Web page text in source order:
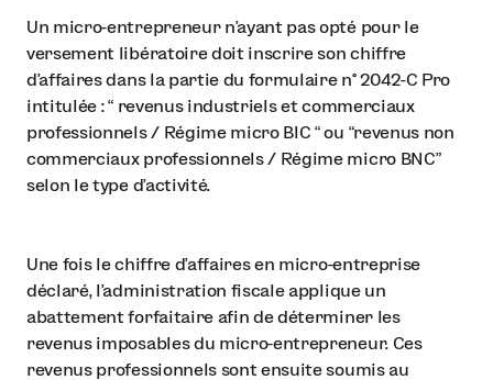
Un micro-entrepreneur n’ayant pas opté pour le
versement libératoire doit inscrire son chiffre
d’affaires dans la partie du formulaire n° 2042-C Pro
intitulée : “ revenus industriels et commerciaux
professionnels / Régime micro BIC “ ou “revenus non
commerciaux professionnels / Régime micro BNC”
selon le type d’activité.
Une fois le chiffre d’affaires en micro-entreprise
déclaré, l’administration fiscale applique un
abattement forfaitaire afin de déterminer les
revenus imposables du micro-entrepreneur. Ces
revenus professionnels sont ensuite soumis au